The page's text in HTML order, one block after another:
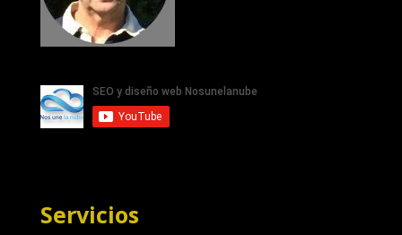
Servicios